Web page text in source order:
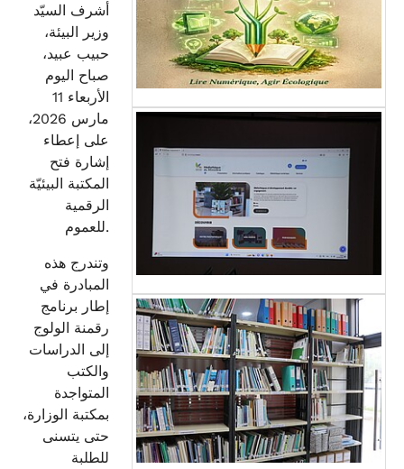
أشرف السيّد
وزير البيئة،
حبيب عبيد،
صباح اليوم
الأربعاء 11
مارس 2026،
على إعطاء
إشارة فتح
المكتبة البيئيّة
الرقمية
للعموم.
وتندرج هذه
المبادرة في
إطار برنامج
رقمنة الولوج
إلى الدراسات
والكتب
المتواجدة
بمكتبة الوزارة،
حتى يتسنى
للطلبة